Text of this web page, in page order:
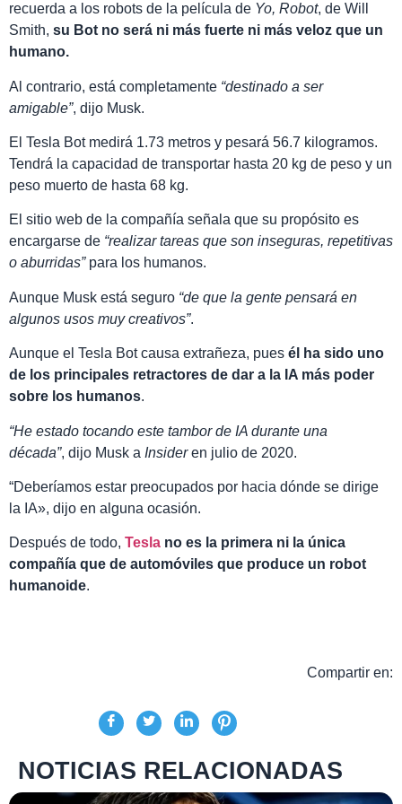
recuerda a los robots de la película de Yo, Robot, de Will
Smith, su Bot no será ni más fuerte ni más veloz que un
humano.
Al contrario, está completamente “destinado a ser
amigable”, dijo Musk.
El Tesla Bot medirá 1.73 metros y pesará 56.7 kilogramos.
Tendrá la capacidad de transportar hasta 20 kg de peso y un
peso muerto de hasta 68 kg.
El sitio web de la compañía señala que su propósito es
encargarse de “realizar tareas que son inseguras, repetitivas
o aburridas”para los humanos.
Aunque Musk está seguro “de que la gente pensará en
algunos usos muy creativos”.
Aunque el Tesla Bot causa extrañeza, pues él ha sido uno
de los principales retractores de dar a la IA más poder
sobre los humanos.
“He estado tocando este tambor de IA durante una
década”, dijo Musk a Insideren julio de 2020.
“Deberíamos estar preocupados por hacia dónde se dirige
la IA», dijo en alguna ocasión.
Después de todo, Tesla no es la primera ni la única
compañía que de automóviles que produce un robot
humanoide.
Compartir en:
NOTICIAS RELACIONADAS